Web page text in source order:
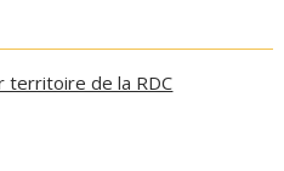
territoire de la RDC